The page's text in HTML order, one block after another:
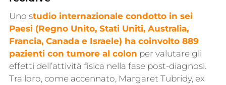
Uno studio internazionale condotto in sei
Paesi (Regno Unito, Stati Uniti, Australia,
Francia, Canada e Israele) ha coinvolto 889
pazienti con tumore al colon per valutare gli
effetti dell’attività fisica nella fase post-diagnosi.
Tra loro, come accennato, Margaret Tubridy, ex